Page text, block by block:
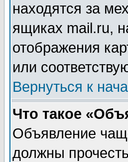
находятся за
ящиках mail.ru,
отображения
или
Вернуться к
Что такое
Объявление
должны